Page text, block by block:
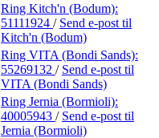
Ring Kitch'n (Bodum):
51111924 / Send e-post til
Kitch'n (Bodum)
Ring VITA (Bondi Sands):
55269132 / Send e-post til
VITA (Bondi Sands)
Ring Jernia (Bormioli):
40005943 / Send e-post til
Jernia (Bormioli)